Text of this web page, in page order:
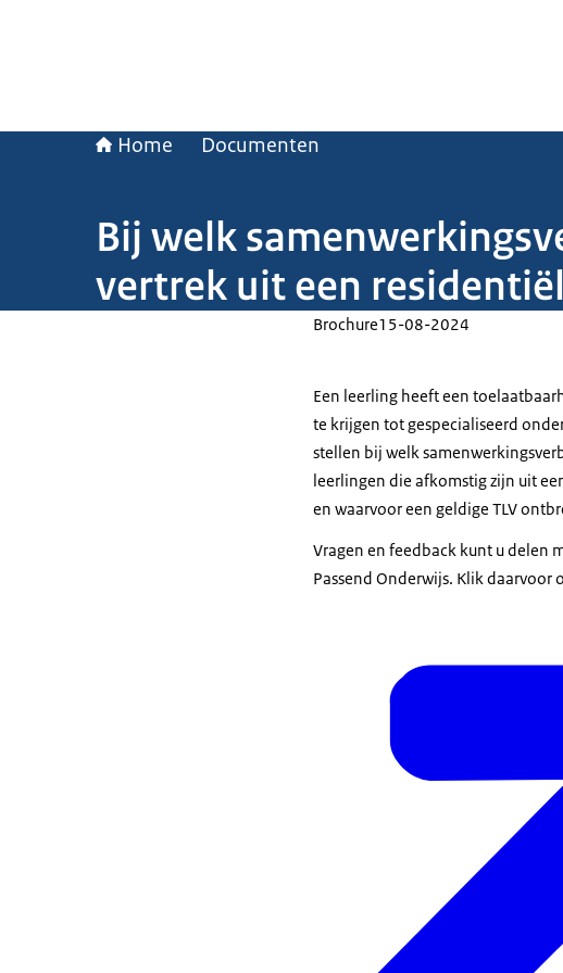
Home Documenten
Bij welk
vertrek uit een
Brochure15-08-2024
Een leerling heeft een
te krijgen tot gespecialiseerd
stellen bij welk
leerlingen die afkomstig zijn uit
en waarvoor een geldige TLV
Vragen en feedback kunt u delen
Passend Onderwijs. Klik